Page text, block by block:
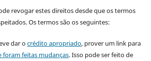
revogar estes direitos desde que os termos
Os termos são os seguintes:
dar ocrédito apropriado, prover um link para
foram feitas mudanças. Isso pode ser feito de